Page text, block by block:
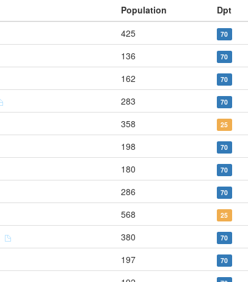
Population
Dpt
425 70
136 70
162 70
283 70
358 25
198 70
180 70
286 70
568 25
380 70
197 70